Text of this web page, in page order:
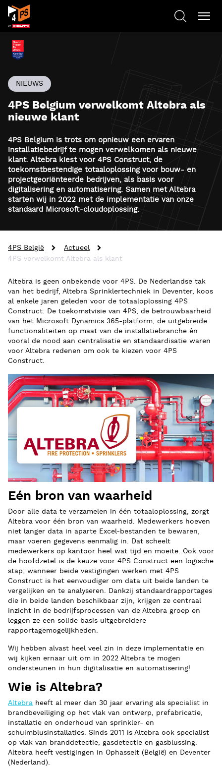
NIEUWS
4PS Belgium verwelkomt Altebra als
nieuwe klant
4PS Belgium is trots om opnieuw een ervaren
installatiebedrijf te mogen verwelkomen als nieuwe
klant. Altebra kiest voor 4PS Construct, de
toekomstbestendige totaaloplossing voor bouw- en
projectgeoriënteerde bedrijven, als basis voor
digitalisering en automatisering. Samen met Altebra
starten wij in 2022 met de implementatie van onze
standaard Microsoft-cloudoplossing.
4PS België
Actueel
4PS verwelkomt Altebra als klant
Altebra is geen onbekende voor 4PS. De Nederlandse tak
van het bedrijf, Altebra Sprinklertechniek in Deventer, koos
al enkele jaren geleden voor de totaaloplossing 4PS
Construct. De toekomstvisie van 4PS, de betrouwbaarheid
van het Microsoft Dynamics 365-platform, de uitgebreide
functionaliteiten op maat van de installatiebranche én
vooral de nood aan centralisatie en standaardisatie waren
voor Altebra redenen om ook te kiezen voor 4PS
Construct.
Eén bron van waarheid
Door alle data te verzamelen in één totaaloplossing, zorgt
Altebra voor één bron van waarheid. Medewerkers hoeven
niet langer data in aparte Excel-bestanden te bewaren,
maar voeren gegevens eenmalig in. Dat scheelt
medewerkers op kantoor heel wat tijd en moeite. Ook voor
de hoofdzetel is de keuze voor 4PS Construct een logische
stap; wanneer beide vestigingen werken met 4PS
Construct is het eenvoudiger om data uit beide landen te
vergelijken en te analyseren. Dankzij standaardrapportages
die in beide landen beschikbaar zijn, krijgen ze centraal
inzicht in de bedrijfsprocessen van de Altebra groep en
leggen ze een solide basis uitgebreidere
rapportagemogelijkheden.
Wij hebben alvast heel veel zin in deze implementatie en
wij kijken ernaar uit om in 2022 Altebra te mogen
ondersteunen in hun digitalisatie en automatisering!
Wie is Altebra?
Altebra heeft al meer dan 30 jaar ervaring als specialist in
brandbeveiliging op het vlak van ontwerp, prefabricatie,
installatie en onderhoud van sprinkler- en
schuimblusinstallaties. Sinds 2011 is Altebra ook specialist
op vlak van branddetectie, gasdetectie en gasblussing.
Altebra heeft vestigingen in Ophasselt (België) en Deventer
(Nederland).